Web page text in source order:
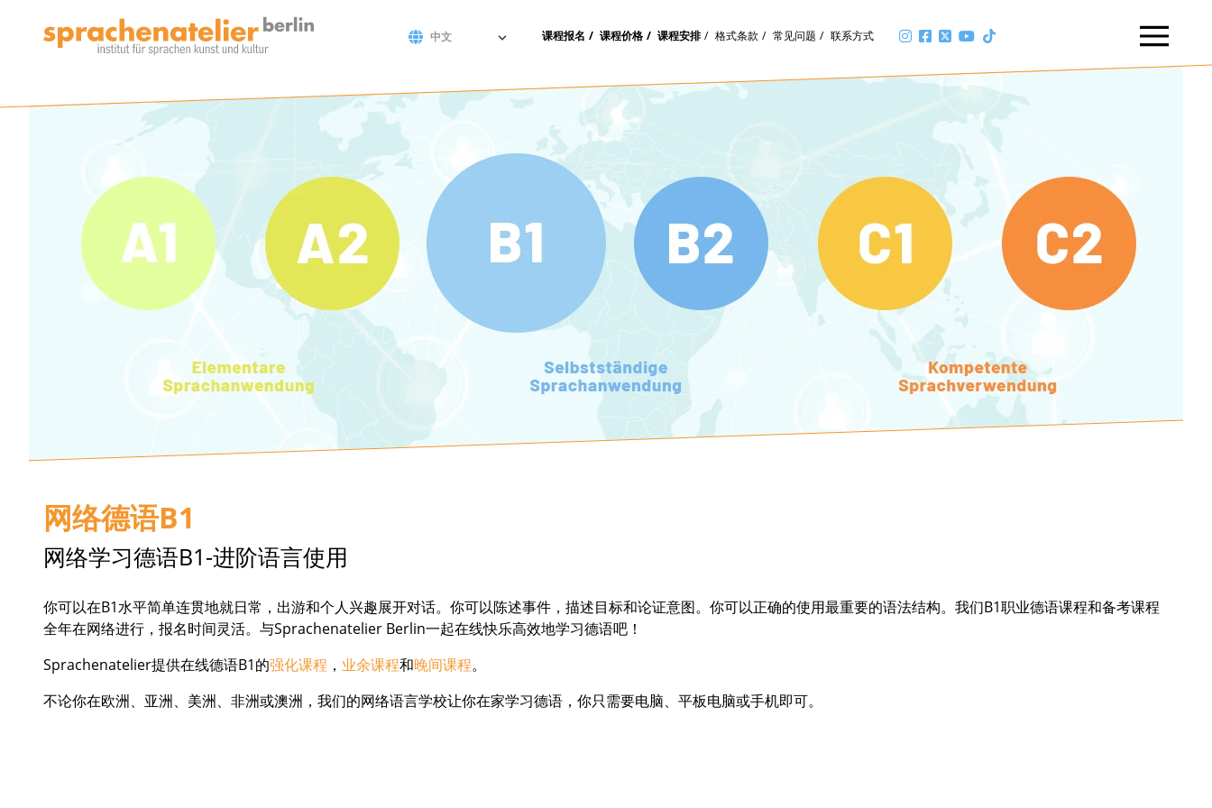
课程报名 课程价格 课程安排 格式条款 常见问题 联系方式
网络德语B1
网络学习德语B1-进阶语言使用
你可以在B1水平简单连贯地就日常，出游和个人兴趣展开对话。你可以陈述事件，描述目标和论证意图。你可以正确的使用最重要的语法结构。我们B1职业德语课程和备考课程
全年在网络进行，报名时间灵活。与Sprachenatelier Berlin一起在线快乐高效地学习德语吧！
Sprachenatelier提供在线德语B1的强化课程 ， 业余课程和晚间课程。
不论你在欧洲、亚洲、美洲、非洲或澳洲，我们的网络语言学校让你在家学习德语，你只需要电脑、平板电脑或手机即可。